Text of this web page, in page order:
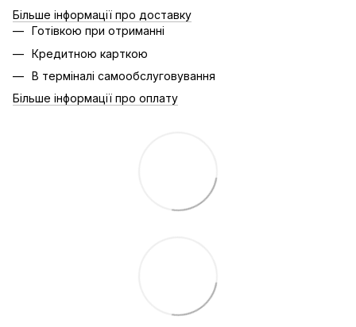
Більше інформації про доставку
Готівкою при отриманні
Кредитною карткою
В терміналі самообслуговування
Більше інформації про оплату